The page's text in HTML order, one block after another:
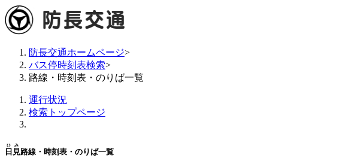
防長交通ホームページ>
バス停時刻表検索>
路線・時刻表・のりば一覧
運行状況
検索トップページ
日見
ひみ
路線・時刻表・のりば一覧